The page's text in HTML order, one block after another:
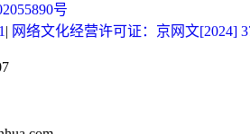
号
| 网络文化经营许可证：京网文[2024]